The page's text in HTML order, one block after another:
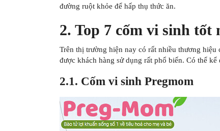
đường ruột khỏe để hấp thụ thức ăn.
2. Top 7 cốm vi sinh tốt
Trên thị trường hiện nay có rất nhiều thương
được khách hàng sử dụng rất phổ biến. Có thể
2.1. Cốm vi sinh Pregmom